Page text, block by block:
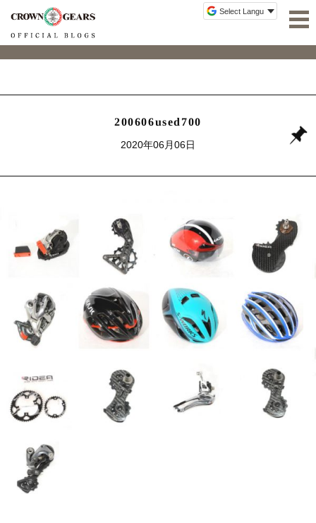
200606used700
2020年06月06日